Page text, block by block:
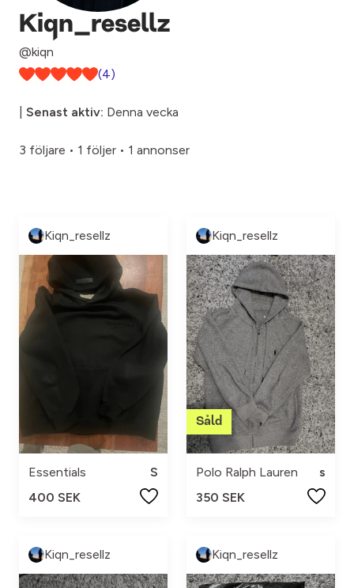
Kiqn_resellz
@kiqn
(4)
Senast aktiv: Denna vecka
3 följare • 1 följer • 1 annonser
Kiqn_resellz
Essentials
S
400 SEK
Kiqn_resellz
Polo Ralph Lauren
s
350 SEK
Kiqn_resellz Kiqn_resellz